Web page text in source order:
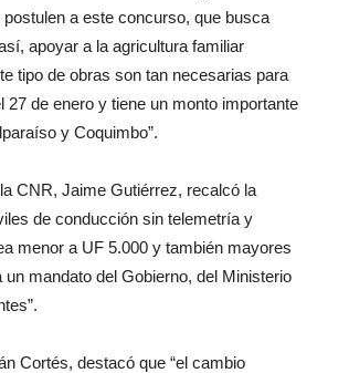
a este concurso, que busca
apoyar a la agricultura familiar
tipo de obras son tan necesarias para
de enero y tiene un monto importante
y Coquimbo”.
CNR, Jaime Gutiérrez, recalcó la
de conducción sin telemetría y
menor a UF 5.000 y también mayores
mandato del Gobierno, del Ministerio
Cortés, destacó que “el cambio